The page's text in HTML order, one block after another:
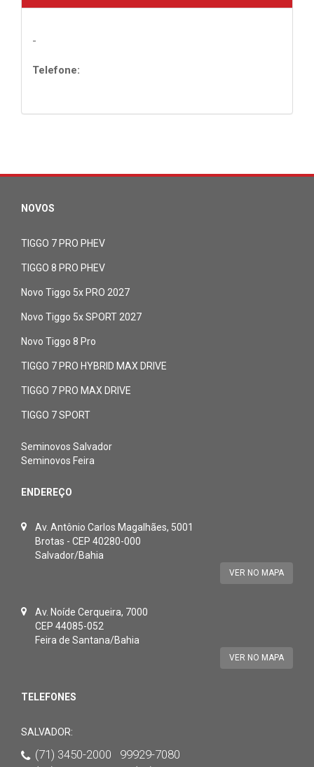
-
Telefone:
NOVOS
TIGGO 7 PRO PHEV
TIGGO 8 PRO PHEV
Novo Tiggo 5x PRO 2027
Novo Tiggo 5x SPORT 2027
Novo Tiggo 8 Pro
TIGGO 7 PRO HYBRID MAX DRIVE
TIGGO 7 PRO MAX DRIVE
TIGGO 7 SPORT
Seminovos Salvador
Seminovos Feira
ENDEREÇO
Av. Antônio Carlos Magalhães, 5001
Brotas - CEP 40280-000
Salvador/Bahia
VER NO MAPA
Av. Noíde Cerqueira, 7000
CEP 44085-052
Feira de Santana/Bahia
VER NO MAPA
TELEFONES
SALVADOR:
(71) 3450-2000 99929-7080